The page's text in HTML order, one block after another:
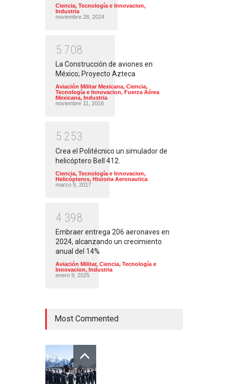
Ciencia, Tecnología e Innovacion,
Industria
noviembre 28, 2024
5 708
La Construcción de aviones en
México; Proyecto Azteca
Aviación Militar Mexicana, Ciencia,
Tecnología e Innovacion, Fuerza Aérea
Mexicana, Industria
noviembre 11, 2016
5 253
Crea el Politécnico un simulador de
helicóptero Bell 412.
Ciencia, Tecnología e Innovacion,
Helicópteros, Historia Aeronautica
marzo 9, 2017
4 398
Embraer entrega 206 aeronaves en
2024, alcanzando un crecimiento
anual del 14%
Aviación Militar, Ciencia, Tecnología e
Innovacion, Industria
enero 9, 2025
Most Commented